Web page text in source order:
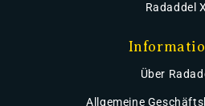
Radaddel
Über
Allgemeine